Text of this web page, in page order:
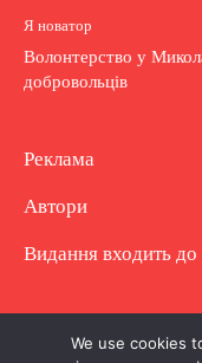
Я новатор
Волонтерство у
добровольців
Реклама
Автори
Видання входить до
Copyright © Повне
We use cookies